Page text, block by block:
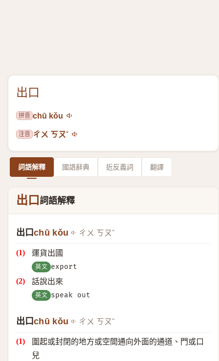
出口
拼音 chū kǒu
注音 ㄔㄨ ㄎㄡˇ
詞語解釋 國語辭典 近反義詞 翻譯
出口 詞語解釋
出口chū kǒu ㄔㄨ ㄎㄡˇ
運貨出國
英文 export
話說出來
英文 speak out
出口chū kǒu ㄔㄨ ㄎㄡˇ
圍起或封閉的地方或空間通向外面的通道、門或口
兒